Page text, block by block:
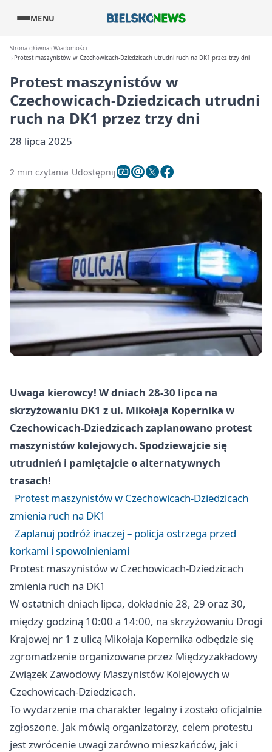
MENU
Strona główna Wiadomości
Protest maszynistów w Czechowicach-Dziedzicach utrudni ruch na DK1 przez trzy dni
Protest maszynistów w
Czechowicach-Dziedzicach utrudni
ruch na DK1 przez trzy dni
28 lipca 2025
2 min czytania Udostępnij
Uwaga kierowcy! W dniach 28-30 lipca na
skrzyżowaniu DK1 z ul. Mikołaja Kopernika w
Czechowicach-Dziedzicach zaplanowano protest
maszynistów kolejowych. Spodziewajcie się
utrudnień i pamiętajcie o alternatywnych
trasach!
Protest maszynistów w Czechowicach-Dziedzicach
zmienia ruch na DK1
Zaplanuj podróż inaczej – policja ostrzega przed
korkami i spowolnieniami
Protest maszynistów w Czechowicach-Dziedzicach
zmienia ruch na DK1
W ostatnich dniach lipca, dokładnie 28, 29 oraz 30,
między godziną 10:00 a 14:00, na skrzyżowaniu Drogi
Krajowej nr 1 z ulicą Mikołaja Kopernika odbędzie się
zgromadzenie organizowane przez Międzyzakładowy
Związek Zawodowy Maszynistów Kolejowych w
Czechowicach-Dziedzicach.
To wydarzenie ma charakter legalny i zostało oficjalnie
zgłoszone. Jak mówią organizatorzy, celem protestu
jest zwrócenie uwagi zarówno mieszkańców, jak i